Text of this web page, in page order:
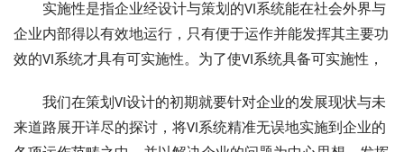
实施性是指企业经设计与策划的VI系统能在社会外界与
企业内部得以有效地运行，只有便于运作并能发挥其主要功
效的VI系统才具有可实施性。为了使VI系统具备可实施性，
我们在策划VI设计的初期就要针对企业的发展现状与未
来道路展开详尽的探讨，将VI系统精准无误地实施到企业的